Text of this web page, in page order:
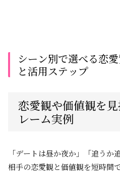
シーン別で選べる恋
と活用ステップ
恋愛観や価値観を
レーム実例
「デートは昼か夜か」「追うか
相手の恋愛観と価値観を短時間